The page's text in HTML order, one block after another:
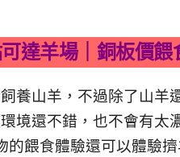
達羊場｜銅板價餵
養山羊，不過除了山羊
境還不錯，也不會有太
的餵食體驗還可以體驗擠